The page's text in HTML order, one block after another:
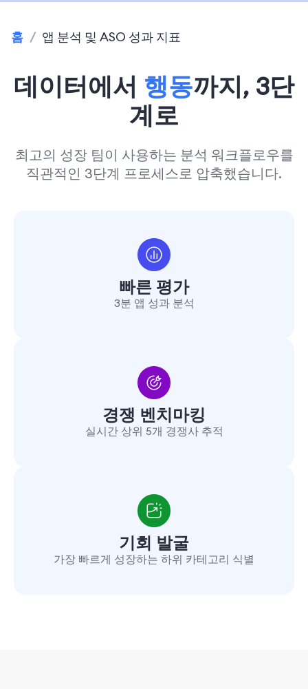
홈 / 앱 분석 및 ASO 성과 지표
데이터에서 행동까지, 3단
계로
최고의 성장 팀이 사용하는 분석 워크플로우를
직관적인 3단계 프로세스로 압축했습니다.
빠른 평가
3분 앱 성과 분석
경쟁 벤치마킹
실시간 상위 5개 경쟁사 추적
기회 발굴
가장 빠르게 성장하는 하위 카테고리 식별